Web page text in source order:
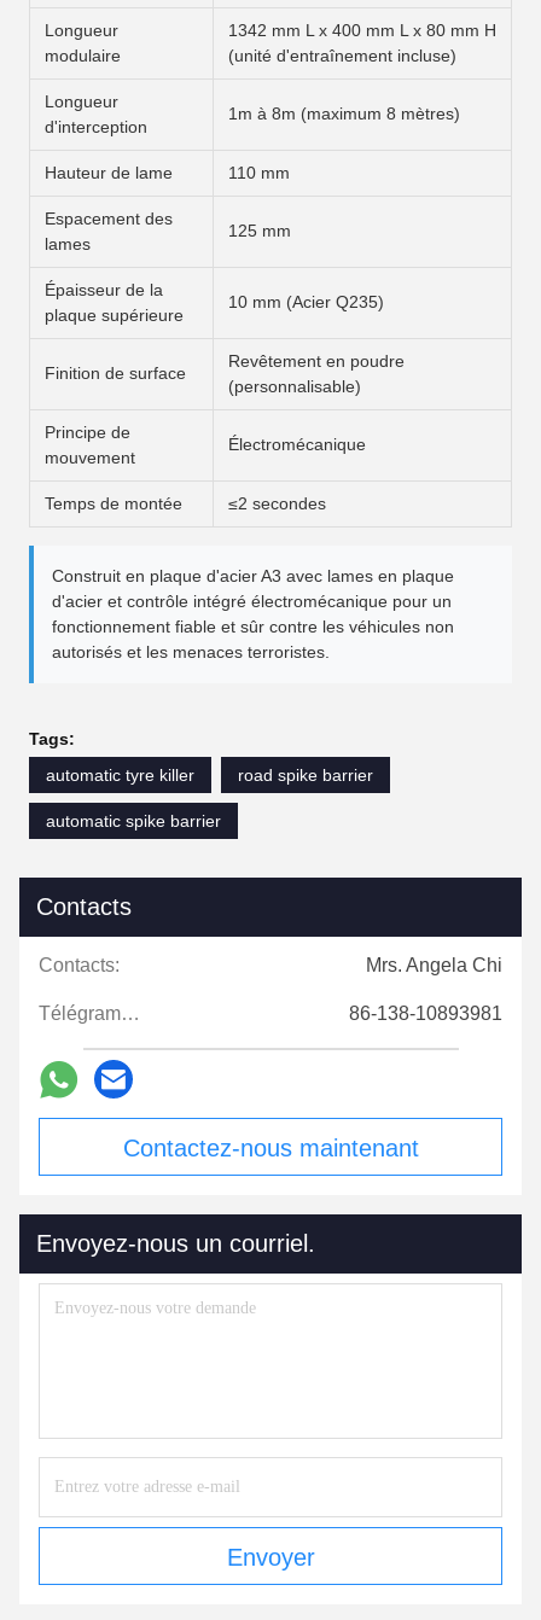
Longueur
modulaire
1342 mm L x 400 mm L x 80 mm H
(unité d'entraînement incluse)
Longueur
d'interception
1m à 8m (maximum 8 mètres)
Hauteur de lame 110 mm
Espacement des
lames
125 mm
Épaisseur de la
plaque supérieure
10 mm (Acier Q235)
Finition de surface
Revêtement en poudre
(personnalisable)
Principe de
mouvement
Électromécanique
Temps de montée ≤2 secondes
Construit en plaque d'acier A3 avec lames en plaque
d'acier et contrôle intégré électromécanique pour un
fonctionnement fiable et sûr contre les véhicules non
autorisés et les menaces terroristes.
Tags:
automatic tyre killer
road spike barrier
automatic spike barrier
Contacts
Contacts: Mrs. Angela Chi
Télégramme: 86-138-10893981
Contactez-nous maintenant
Envoyez-nous un courriel.
Envoyer